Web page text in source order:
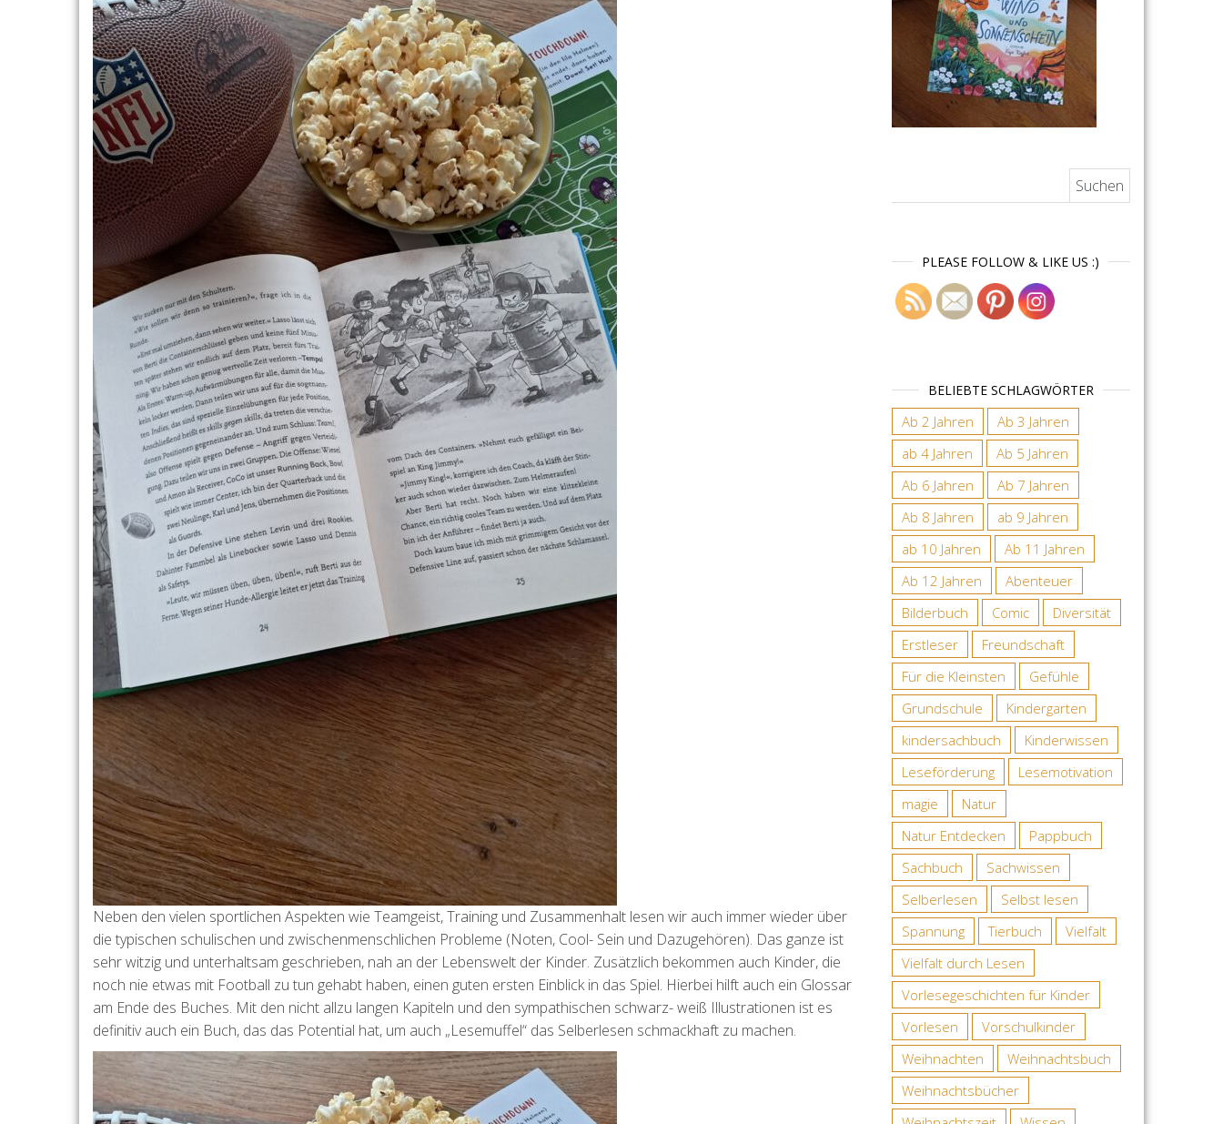
Neben den vielen sportlichen Aspekten wie Teamgeist, Training und Zusammenhalt lesen wir auch immer wieder über
die typischen schulischen und zwischenmenschlichen Probleme (Noten, Cool- Sein und Dazugehören). Das ganze ist
sehr witzig und unterhaltsam geschrieben, nah an der Lebenswelt der Kinder. Zusätzlich bekommen auch Kinder, die
noch nie etwas mit Football zu tun gehabt haben, einen guten ersten Einblick in das Spiel. Hierbei hilft auch ein Glossar
am Ende des Buches. Mit den nicht allzu langen Kapiteln und den sympathischen schwarz- weiß Illustrationen ist es
definitiv auch ein Buch, das das Potential hat, um auch „Lesemuffel“ das Selberlesen schmackhaft zu machen.
PLEASE FOLLOW & LIKE US :)
BELIEBTE SCHLAGWÖRTER
Ab 2 Jahren
Ab 3 Jahren
ab 4 Jahren
Ab 5 Jahren
Ab 6 Jahren
Ab 7 Jahren
Ab 8 Jahren
ab 9 Jahren
ab 10 Jahren
Ab 11 Jahren
Ab 12 Jahren
Abenteuer
Bilderbuch
Comic
Diversität
Erstleser
Freundschaft
Für die Kleinsten
Gefühle
Grundschule
Kindergarten
kindersachbuch
Kinderwissen
Leseförderung
Lesemotivation
magie
Natur
Natur Entdecken
Pappbuch
Sachbuch
Sachwissen
Selberlesen
Selbst lesen
Spannung
Tierbuch
Vielfalt
Vielfalt durch Lesen
Vorlesegeschichten für Kinder
Vorlesen
Vorschulkinder
Weihnachten
Weihnachtsbuch
Weihnachtsbücher